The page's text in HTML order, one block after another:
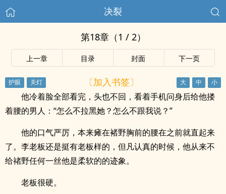
决裂
第18章（1 / 2）
上一章 目录 封面 下一页
〔加入书签〕
他冷着脸全部看完，头也不回，看着手机问身后给他搂
着腰的男人：“怎么不拉黑她？怎么不跟我说？”
他的口气严厉，本来瘫在褚野胸前的腰在之前就直起来
了。李老板还是挺有老板样的，但凡认真的时候，他从来不
给禇野任何一丝他是柔软的的迹象。
老板很硬。